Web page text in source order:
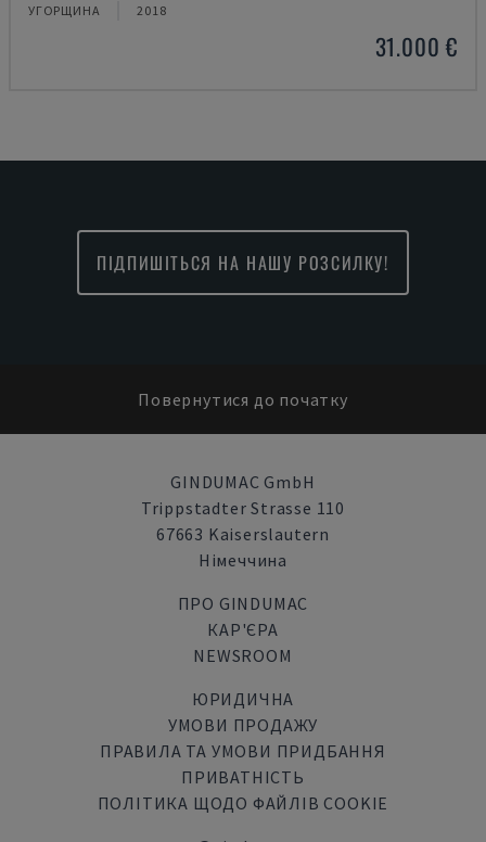
УГОРЩИНА 2018
31.000 €
ПІДПИШІТЬСЯ НА НАШУ РОЗСИЛКУ!
Повернутися до початку
GINDUMAC GmbH
Trippstadter Strasse 110
67663 Kaiserslautern
Німеччина
ПРО GINDUMAC
КАР'ЄРА
NEWSROOM
ЮРИДИЧНА
УМОВИ ПРОДАЖУ
ПРАВИЛА ТА УМОВИ ПРИДБАННЯ
ПРИВАТНІСТЬ
ПОЛІТИКА ЩОДО ФАЙЛІВ COOKIE